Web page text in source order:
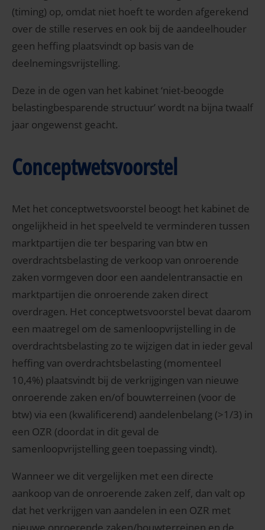
(timing) op, omdat niet hoeft te worden afgerekend
over de stille reserves en ook bij de aandeelhouder
geen heffing plaatsvindt op basis van de
deelnemingsvrijstelling.
Deze in de ogen van het kabinet ‘niet-beoogde
belastingbesparende structuur’ wordt na bijna twaalf
jaar ongewenst geacht.
Conceptwetsvoorstel
Met het conceptwetsvoorstel beoogt het kabinet de
ongelijkheid in het speelveld te verminderen tussen
marktpartijen die ter besparing van btw en
overdrachtsbelasting de verkoop van onroerende
zaken vormgeven door een aandelentransactie en
marktpartijen die onroerende zaken direct
overdragen. Het conceptwetsvoorstel bevat daarom
een maatregel om de samenloopvrijstelling in de
overdrachtsbelasting zo te wijzigen dat in ieder geval
heffing van overdrachtsbelasting (momenteel
10,4%) plaatsvindt bij de verkrijgingen van nieuwe
onroerende zaken en/of bouwterreinen (voor de
btw) via een (kwalificerend) aandelenbelang (>1/3) in
een OZR (doordat in dit geval de
samenloopvrijstelling geen toepassing vindt).
Wanneer we dit vergelijken met een directe
aankoop van de onroerende zaken zelf, dan valt op
dat het verkrijgen van aandelen in een OZR met
nieuwe onroerende zaken/bouwterreinen en de